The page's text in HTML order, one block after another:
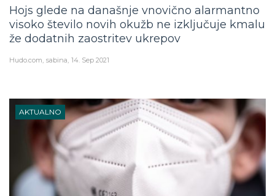
Hojs glede na današnje vnovično alarmantno
visoko število novih okužb ne izključuje kmalu
že dodatnih zaostritev ukrepov
Hudo.com sabina 14. Sep 2021
AKTUALNO